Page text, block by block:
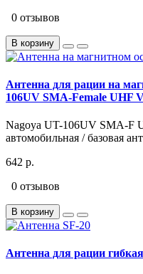
0 отзывов
В корзину
Антенна для рации на
106UV SMA-Female UHF
Nagoya UT-106UV SMA-F
автомобильная / базовая
642 р.
0 отзывов
В корзину
Антенна для рации